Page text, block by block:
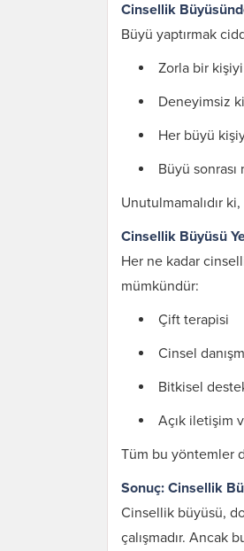
Cinsellik
Büyü yaptırmak
Zorla bir kişiyi
Deneyimsiz
Her büyü
Büyü
Unutulmamalıdır
Cinsellik Büyüsü
Her ne kadar
mümkündür:
Çift terapisi
Cinsel
Bitkisel
Açık iletişim
Tüm bu yöntemler
Sonuç: Cinsellik
Cinsellik büyüsü,
çalışmadır. Ancak